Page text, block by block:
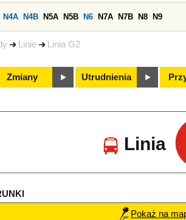
Linie Linia G2
N4A N4B N5A N5B N6 N7A N7B N8 N9
Zmiany Utrudnienia
Linia
Pokaż na